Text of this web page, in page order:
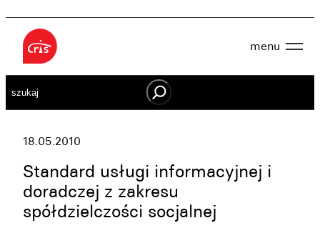
Przejdź
treści
menu
Aktualności
Wspieraj nas
Kontakt
OWES
Oferta
Szukaj
18.05.2010
Standard usługi informacyjnej i
doradczej z zakresu
spółdzielczości socjalnej